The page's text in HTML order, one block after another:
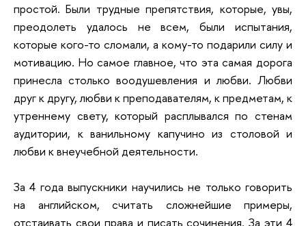
простой. Были трудные препятствия, которые, увы,
преодолеть удалось не всем, были испытания,
которые кого-то сломали, а кому-то подарили силу и
мотивацию. Но самое главное, что эта самая дорога
принесла столько воодушевления и любви. Любви
друг к другу, любви к преподавателям, к предметам, к
утреннему свету, который расплывался по стенам
аудитории, к ванильному капучино из столовой и
любви к внеучебной деятельности.
За 4 года выпускники научились не только говорить
на английском, считать сложнейшие примеры,
отстаивать свои права и писать сочинения. За эти 4